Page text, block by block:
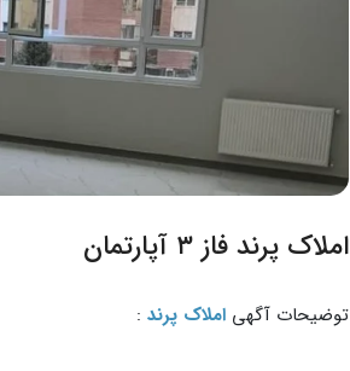
املاک پرند فاز ۳ آپارتمان
توضیحات آگهی املاک پرند :